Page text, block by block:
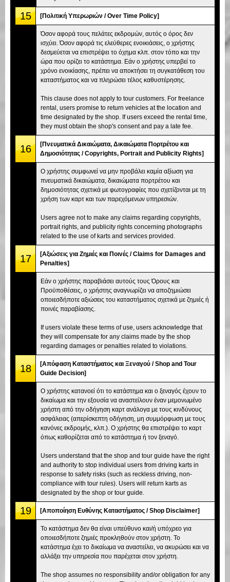
15 [Πολιτική Υπερωριών / Over Time Policy]
Όσον αφορά τους πελάτες εκδρομών, αυτός ο όρος δεν
ισχύει. Όσον αφορά τις ελεύθερες ενοικιάσεις, ο χρήστης
δεσμεύεται να επιστρέψει το όχημα κλπ. στον τόπο και την
ώρα που ορίζει το κατάστημα. Εάν ο χρήστης υπερβεί το
χρόνο ενοικίασης, πρέπει να αποκτήσει τη συγκατάθεση του
καταστήματος και να πληρώσει τέλος καθυστέρησης.
This clause does not apply to tour customers. For freelance
rental, users promise to return vehicles at the location and
time designated by the shop. If users exceed the rental time,
they must obtain the shop's consent and pay a late fee.
16
[Πνευματικά Δικαιώματα, Δικαιώματα Πορτρέτου και
Δημοσιότητας / Copyrights, Portrait and Publicity Rights]
Ο χρήστης συμφωνεί να μην προβάλει καμία αξίωση για
πνευματικά δικαιώματα, δικαιώματα πορτρέτου και
δημοσιότητας σχετικά με φωτογραφίες που σχετίζονται με τη
χρήση των καρτ και των παρεχόμενων υπηρεσιών.
Users agree not to make any claims regarding copyrights,
portrait rights, and publicity rights concerning photographs
related to the use of karts and services provided.
17
[Αξιώσεις για Ζημιές και Ποινές / Claims for Damages and
Penalties]
Εάν ο χρήστης παραβιάσει αυτούς τους Όρους και
Προϋποθέσεις, ο χρήστης αναγνωρίζει να αποζημιώσει
οποιεσδήποτε αξιώσεις του καταστήματος σχετικά με ζημιές ή
ποινές παραβίασης.
If users violate these terms of use, users acknowledge that
they will compensate for any claims made by the shop
regarding damages or penalties related to violations.
18
[Απόφαση Καταστήματος και Ξεναγού / Shop and Tour
Guide Decision]
Ο χρήστης κατανοεί ότι το κατάστημα και ο ξεναγός έχουν το
δικαίωμα και την εξουσία να αναστείλουν έναν μεμονωμένο
χρήστη από την οδήγηση καρτ ανάλογα με τους κινδύνους
ασφάλειας (απερίσκεπτη οδήγηση, μη συμμόρφωση με τους
κανόνες εκδρομής, κλπ.). Ο χρήστης θα επιστρέψει το καρτ
όπως καθορίζεται από το κατάστημα ή τον ξεναγό.
Users understand that the shop and tour guide have the right
and authority to stop individual users from driving karts in
response to safety risks (such as reckless driving, non-
compliance with tour rules). Users will return karts as
designated by the shop or tour guide.
19 [Αποποίηση Ευθύνης Καταστήματος / Shop Disclaimer]
Το κατάστημα δεν θα είναι υπεύθυνο και/ή υπόχρεο για
οποιεσδήποτε ζημιές προκληθούν στον χρήστη. Το
κατάστημα έχει το δικαίωμα να αναστείλει, να ακυρώσει και να
αλλάξει την υπηρεσία που παρέχεται στον χρήστη.
The shop assumes no responsibility and/or obligation for any